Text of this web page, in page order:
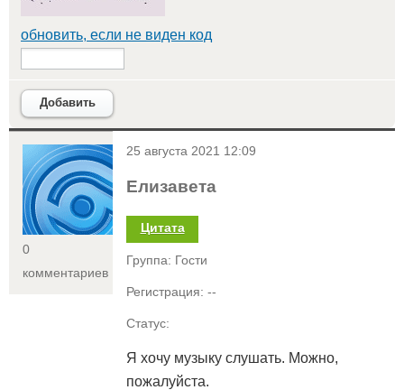
обновить, если не виден код
Добавить
<
0
комментариев
25 августа 2021 12:09
Елизавета
Цитата
Группа: Гости
Регистрация: --
Статус:
Я хочу музыку слушать. Можно,
пожалуйста.